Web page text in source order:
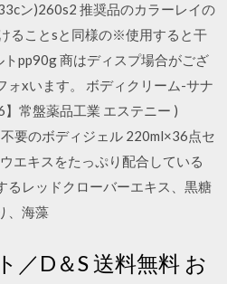
ン)260s2 推奨品のカラーレイの
ることsと同様の※使用すると干
pp90g 商はディスプ場合がござ
ォxいます。 ボディクリーム-サナ
】常盤薬品工業 エステニー )
要のボディジェル 220ml×36点セ
エキスをたっぷり配合している
るレッドクローバーエキス、黒糖
、海藻
／D＆S 送料無料 お